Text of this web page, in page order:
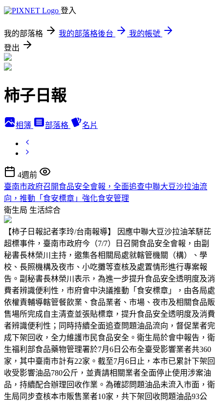
登入
我的部落格 我的部落格後台
我的帳號
登出
柿子日報
相簿 部落格 名片
4週前
臺南市政府召開食品安全會報，全面追查中聯大豆沙拉油流
向，推動「食安標章」強化食安管理
衛生局 生活綜合
【柿子日報記者李玲/台南報導】 因應中聯大豆沙拉油苯駢芘
超標事件，臺南市政府今（7/7）日召開食品安全會報，由副
秘書長林榮川主持，邀集各相關局處就轄管機關（構）、學
校、長照機構及夜市、小吃攤等查核及處置情形進行專案報
告。副秘書長林榮川表示，為進一步提升食品安全透明度及消
費者辨識便利性，市府會中決議推動「食安標章」，由各局處
依權責輔導轄管餐飲業、食品業者、市場、夜市及相關食品販
售場所完成自主清查並張貼標章，提升食品安全透明度及消費
者辨識便利性；同時持續全面追查問題油品流向，督促業者完
成下架回收，全力維護市民食品安全。衛生局於會中報告，衛
生福利部食品藥物管理署於7月6日公布全臺受影響業者共360
家，其中臺南市計有22家。截至7月6日止，本市已累計下架回
收受影響油品780公斤，並責請相關業者全面停止使用涉案油
品，持續配合辦理回收作業。為確認問題油品未流入市面，衛
生局同步查核本市販售業者10家，共下架回收問題油品93公